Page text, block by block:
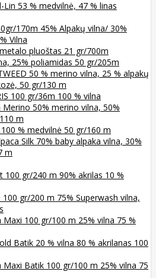
Lin 53 % medvilnė, 47 % linas
170m 45% Alpakų vilna/ 30%
Vilna
pluoštas 21 gr/700m
25% poliamidas 50 gr/205m
50 % merino vilna, 25 % alpakų
50 gr/130 m
100 gr/36m 100 % vilna
Merino 50% merino vilna, 50%
m
% medvilnė 50 gr/160 m
Silk 70% baby alpaka vilna, 30%
m
100 gr/240 m 90% akrilas 10 %
gr/200 m 75% Superwash vilna,
Maxi 100 gr/100 m 25% vilna 75 %
Batik 20 % vilna 80 % akrilanas 100
Maxi Batik 100 gr/100 m 25% vilna 75